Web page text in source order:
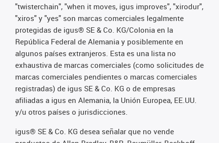
"twisterchain", "when it moves, igus improves", "xirodur",
"xiros" y "yes" son marcas comerciales legalmente
protegidas de igus® SE & Co. KG/Colonia en la
República Federal de Alemania y posiblemente en
algunos países extranjeros. Esta es una lista no
exhaustiva de marcas comerciales (como solicitudes de
marcas comerciales pendientes o marcas comerciales
registradas) de igus SE & Co. KG o de empresas
afiliadas a igus en Alemania, la Unión Europea, EE.UU.
y/u otros países o jurisdicciones.
igus® SE & Co. KG desea señalar que no vende